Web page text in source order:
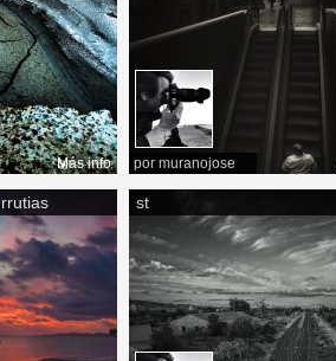
Más info por muranojose
st